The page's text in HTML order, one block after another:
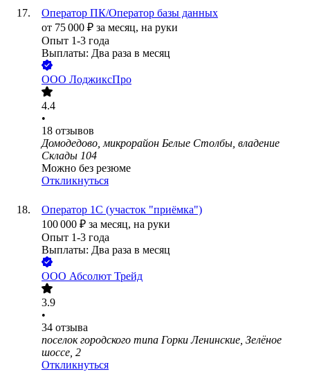
Оператор ПК/Оператор базы данных
от 75 000 ₽ за месяц, на руки
Опыт 1-3 года
Выплаты: Два раза в месяц
ООО ЛоджиксПро
4.4
•
18 отзывов
Домодедово, микрорайон Белые Столбы, владение
Склады 104
Можно без резюме
Откликнуться
Оператор 1С (участок "приёмка")
100 000 ₽ за месяц, на руки
Опыт 1-3 года
Выплаты: Два раза в месяц
ООО Абсолют Трейд
3.9
•
34 отзыва
поселок городского типа Горки Ленинские, Зелёное
шоссе, 2
Откликнуться